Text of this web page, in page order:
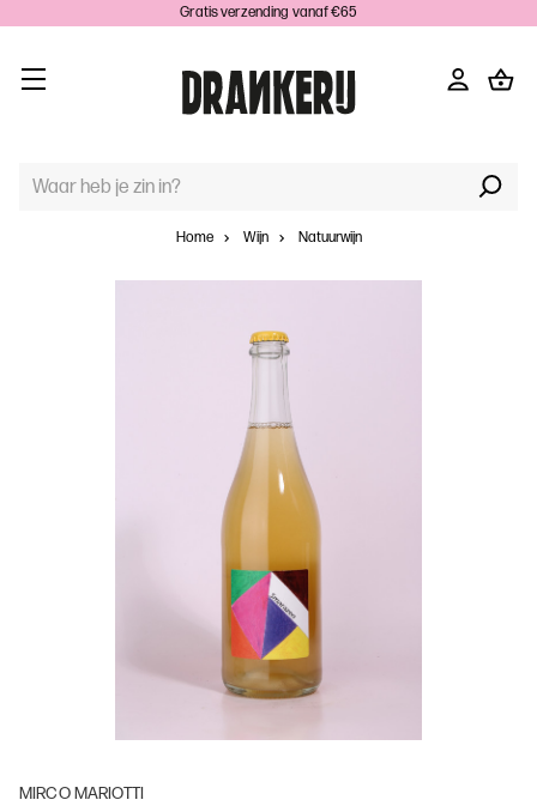
Gratis verzending vanaf €65
TREFWOORD
Home
Wijn Natuurwijn
MIRCO MARIOTTI